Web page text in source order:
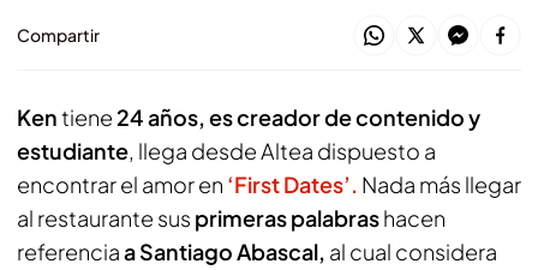
Compartir
Kentiene 24 años, es creador de contenido y
estudiante, llega desde Altea dispuesto a
encontrar el amor en ‘First Dates’. Nada más llegar
al restaurante sus primeras palabrashacen
referenciaa Santiago Abascal, al cual considera